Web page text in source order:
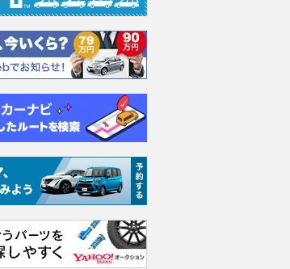
アストンマーティン
V8 ヴァンテージ スポ
ーツシフト
ホンダ NSX 3.0
支払総額
898